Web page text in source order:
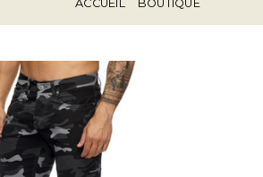
ACCUEIL BOUTIQUE